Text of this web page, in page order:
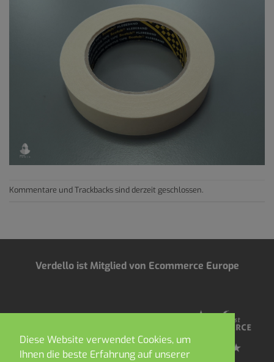
Kommentare und Trackbacks sind derzeit geschlossen.
Verdello ist Mitglied von Ecommerce Europe
Diese Website verwendet Cookies, um
Ihnen die beste Erfahrung auf unserer